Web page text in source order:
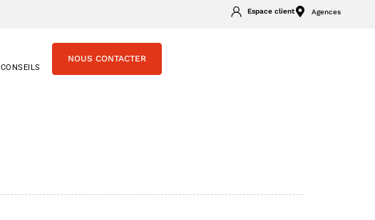
Espace client Agences
CONSEILS
NOUS CONTACTER